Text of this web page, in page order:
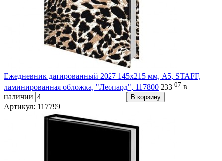
Ежедневник датированный 2027 145х215 мм, А5, STAFF,
ламинированная обложка, "Леопард", 117800 233 07 в
наличии
В корзину
Артикул: 117799